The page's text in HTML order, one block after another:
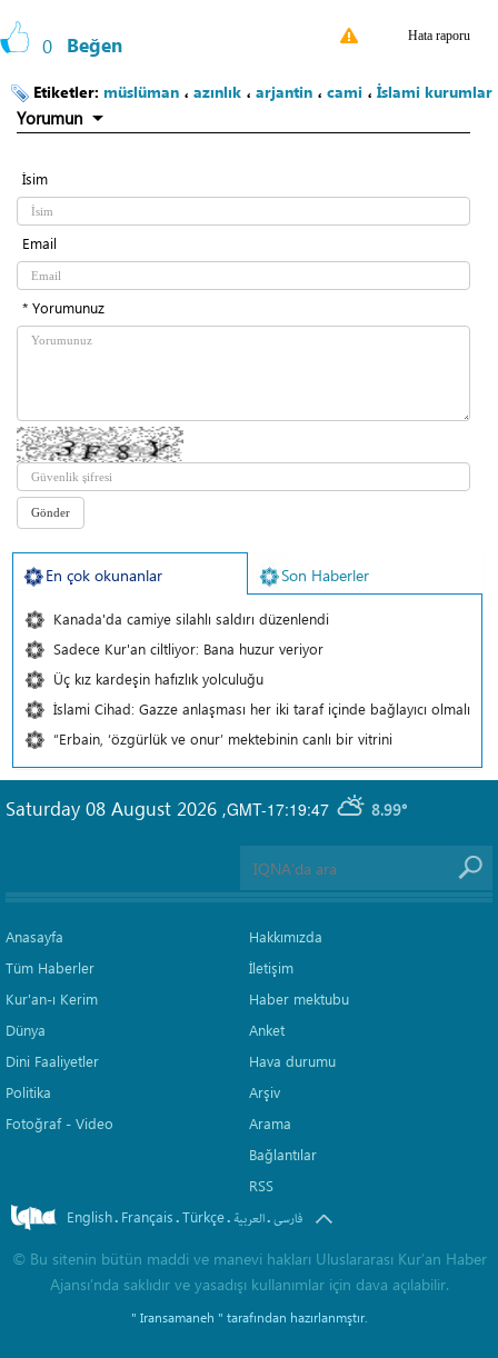
0 Beğen Hata raporu
Etiketler: müslüman ، azınlık ، arjantin ، cami ، İslami kurumlar
Yorumun
İsim
Email
* Yorumunuz
En çok okunanlar Son Haberler
Kanada'da camiye silahlı saldırı düzenlendi
Sadece Kur'an ciltliyor: Bana huzur veriyor
Üç kız kardeşin hafızlık yolculuğu
İslami Cihad: Gazze anlaşması her iki taraf içinde bağlayıcı olmalı
“Erbain, ‘özgürlük ve onur’ mektebinin canlı bir vitrini
GMT-17:19:47 8.99°
Saturday 08 August 2026 ,
Anasayfa
Tüm Haberler
Kur'an-ı Kerim
Dünya
Dini Faaliyetler
Politika
Fotoğraf - Video
Hakkımızda
İletişim
Haber mektubu
Anket
Hava durumu
Arşiv
Arama
Bağlantılar
RSS
English. Français.Türkçe. العربیة.فارسی
© Bu sitenin bütün maddi ve manevi hakları Uluslararası Kur’an Haber
Ajansı’nda saklıdır ve yasadışı kullanımlar için dava açılabilir.
" Iransamaneh " tarafından hazırlanmştır.